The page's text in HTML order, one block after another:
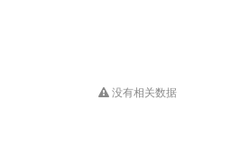
没有相关数据